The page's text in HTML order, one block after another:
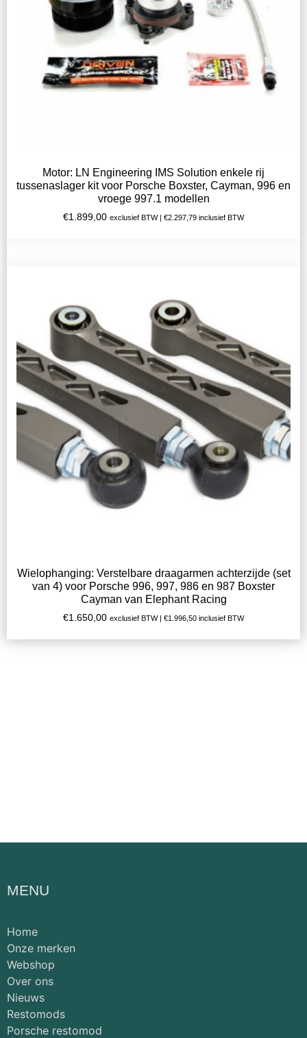
Motor: LN Engineering IMS Solution enkele rij
tussenaslager kit voor Porsche Boxster, Cayman, 996 en
vroege 997.1 modellen
€1.899,00 exclusief BTW | €2.297,79 inclusief BTW
Wielophanging: Verstelbare draagarmen achterzijde (set
van 4) voor Porsche 996, 997, 986 en 987 Boxster
Cayman van Elephant Racing
€1.650,00 exclusief BTW | €1.996,50 inclusief BTW
MENU
Home
Onze merken
Webshop
Over ons
Nieuws
Restomods
Porsche restomod